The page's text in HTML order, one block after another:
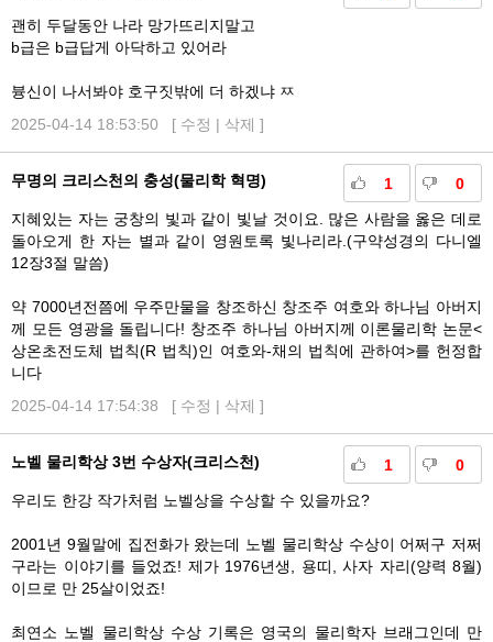
괜히 두달동안 나라 망가뜨리지말고
b급은 b급답게 아닥하고 있어라
븅신이 나서봐야 호구짓밖에 더 하겠냐 ㅉ
2025-04-14 18:53:50 [ 수정 | 삭제 ]
1 0
무명의 크리스천의 충성(물리학 혁명)
지혜있는 자는 궁창의 빛과 같이 빛날 것이요. 많은 사람을 옳은 데로
돌아오게 한 자는 별과 같이 영원토록 빛나리라.(구약성경의 다니엘
12장3절 말씀)
약 7000년전쯤에 우주만물을 창조하신 창조주 여호와 하나님 아버지
께 모든 영광을 돌립니다! 창조주 하나님 아버지께 이론물리학 논문<
상온초전도체 법칙(R 법칙)인 여호와-채의 법칙에 관하여>를 헌정합
니다
2025-04-14 17:54:38 [ 수정 | 삭제 ]
1 0
노벨 물리학상 3번 수상자(크리스천)
우리도 한강 작가처럼 노벨상을 수상할 수 있을까요?
2001년 9월말에 집전화가 왔는데 노벨 물리학상 수상이 어쩌구 저쩌
구라는 이야기를 들었죠! 제가 1976년생, 용띠, 사자 자리(양력 8월)
이므로 만 25살이었죠!
최연소 노벨 물리학상 수상 기록은 영국의 물리학자 브래그인데 만